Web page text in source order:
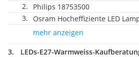
Philips 18753500
Osram Hocheffiziente LED
mehr anzeigen
LEDs-E27-Warmweiss-